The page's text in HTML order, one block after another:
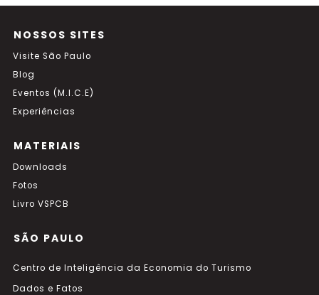
NOSSOS SITES
Visite São Paulo
Blog
Eventos (M.I.C.E)
Experiências
MATERIAIS
Downloads
Fotos
Livro VSPCB
SÃO PAULO
Centro de Inteligência da Economia do Turismo
Dados e Fatos